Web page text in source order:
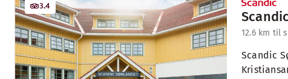
3.4
12.6 km til
Scandic